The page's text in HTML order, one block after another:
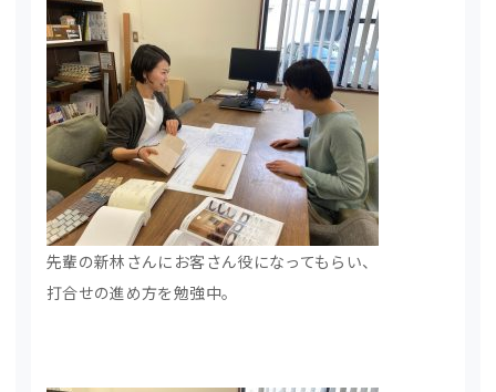
先輩の新林さんにお客さん役になってもらい、
打合せの進め方を勉強中。